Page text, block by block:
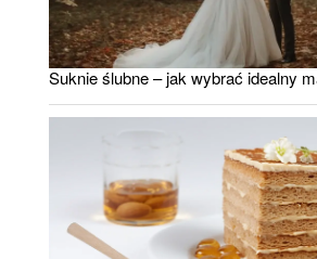
Suknie ślubne – jak wybrać idealny